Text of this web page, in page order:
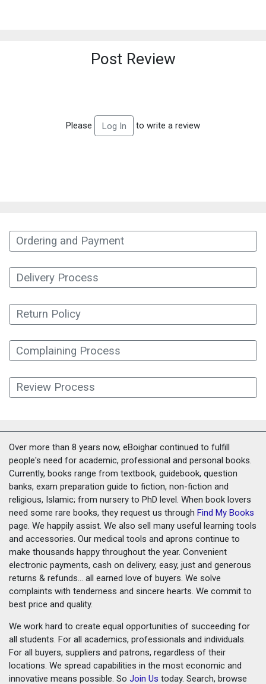
Post Review
Please Log In to write a review
Ordering and Payment
Delivery Process
Return Policy
Complaining Process
Review Process
Over more than 8 years now, eBoighar continued to fulfill
people's need for academic, professional and personal books.
Currently, books range from textbook, guidebook, question
banks, exam preparation guide to fiction, non-fiction and
religious, Islamic; from nursery to PhD level. When book lovers
need some rare books, they request us through Find My Books
page. We happily assist. We also sell many useful learning tools
and accessories. Our medical tools and aprons continue to
make thousands happy throughout the year. Convenient
electronic payments, cash on delivery, easy, just and generous
returns & refunds... all earned love of buyers. We solve
complaints with tenderness and sincere hearts. We commit to
best price and quality.
We work hard to create equal opportunities of succeeding for
all students. For all academics, professionals and individuals.
For all buyers, suppliers and patrons, regardless of their
locations. We spread capabilities in the most economic and
innovative means possible. So Join Us today. Search, browse